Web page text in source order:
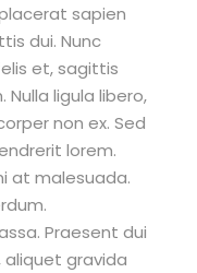
sapien
dui. Nunc
et, sagittis
Nulla ligula libero,
non ex. Sed
lorem.
at malesuada.
Praesent dui
gravida